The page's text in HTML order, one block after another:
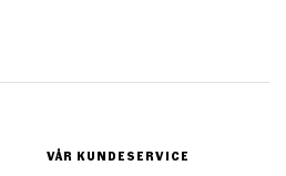
VÅR KUNDESERVICE